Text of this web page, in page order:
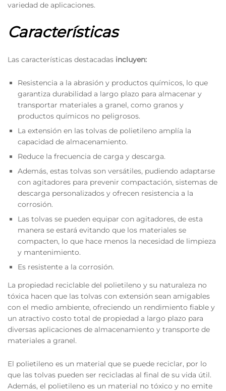
variedad de aplicaciones.
Características
Las características destacadas incluyen:
Resistencia a la abrasión y productos químicos, lo que
garantiza durabilidad a largo plazo para almacenar y
transportar materiales a granel, como granos y
productos químicos no peligrosos.
La extensión en las tolvas de polietileno amplía la
capacidad de almacenamiento.
Reduce la frecuencia de carga y descarga.
Además, estas tolvas son versátiles, pudiendo adaptarse
con agitadores para prevenir compactación, sistemas de
descarga personalizados y ofrecen resistencia a la
corrosión.
Las tolvas se pueden equipar con agitadores, de esta
manera se estará evitando que los materiales se
compacten, lo que hace menos la necesidad de limpieza
y mantenimiento.
Es resistente a la corrosión.
La propiedad reciclable del polietileno y su naturaleza no
tóxica hacen que las tolvas con extensión sean amigables
con el medio ambiente, ofreciendo un rendimiento fiable y
un atractivo costo total de propiedad a largo plazo para
diversas aplicaciones de almacenamiento y transporte de
materiales a granel.
El polietileno es un material que se puede reciclar, por lo
que las tolvas pueden ser recicladas al final de su vida útil.
Además, el polietileno es un material no tóxico y no emite